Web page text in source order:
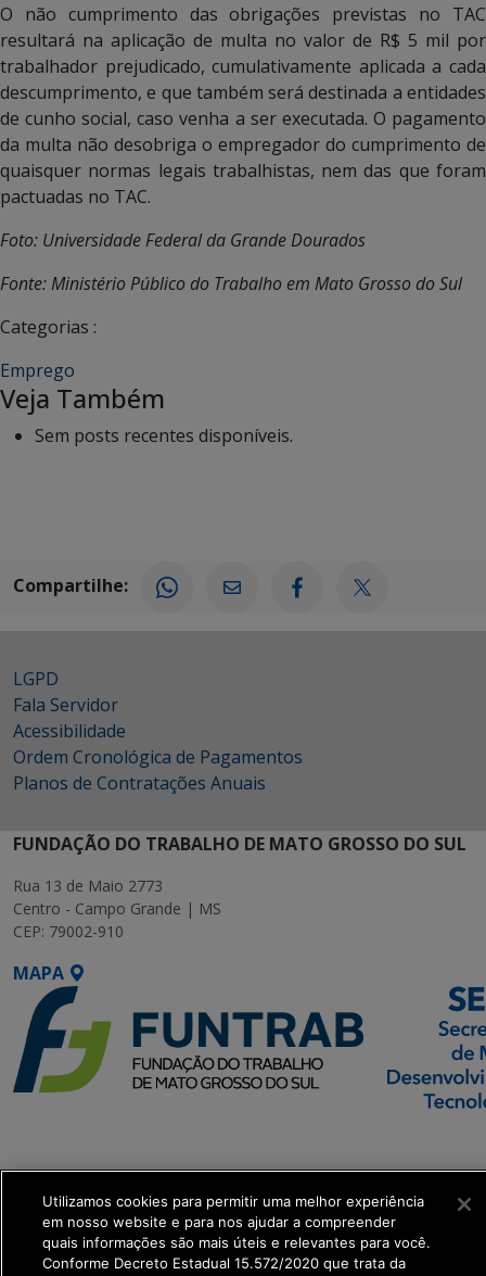
O não cumprimento das obrigações previstas no TAC
resultará na aplicação de multa no valor de R$ 5 mil por
trabalhador prejudicado, cumulativamente aplicada a cada
descumprimento, e que também será destinada a entidades
de cunho social, caso venha a ser executada. O pagamento
da multa não desobriga o empregador do cumprimento de
quaisquer normas legais trabalhistas, nem das que foram
pactuadas no TAC.
Foto: Universidade Federal da Grande Dourados
Fonte: Ministério Público do Trabalho em Mato Grosso do Sul
Categorias :
Emprego
Veja Também
Sem posts recentes disponíveis.
Compartilhe:
LGPD
Fala Servidor
Acessibilidade
Ordem Cronológica de Pagamentos
Planos de Contratações Anuais
FUNDAÇÃO DO TRABALHO DE MATO GROSSO DO SUL
Rua 13 de Maio 2773
Centro - Campo Grande | MS
CEP: 79002-910
MAPA
Executiva de
Transformação Digital
get_footer();
Utilizamos cookies para permitir uma melhor experiência
em nosso website e para nos ajudar a compreender
quais informações são mais úteis e relevantes para você.
Conforme Decreto Estadual 15.572/2020 que trata da